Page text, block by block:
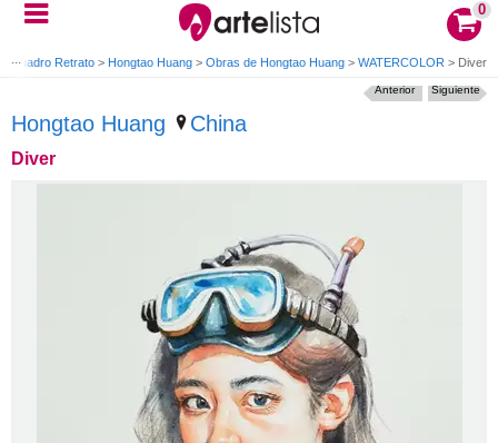
0
Cuadro Retrato > Hongtao Huang > Obras de Hongtao Huang > WATERCOLOR > Diver
Hongtao Huang China
Diver
Siguiente
Anterior